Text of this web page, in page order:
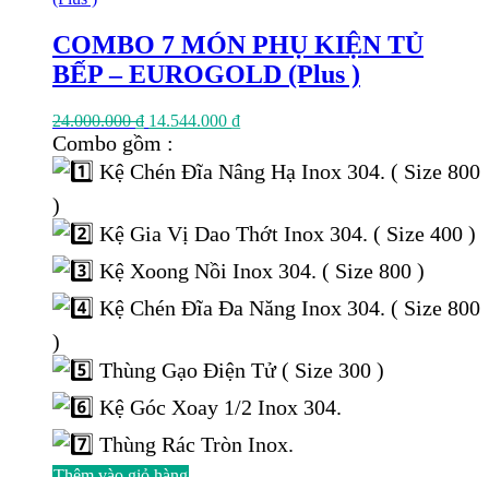
COMBO 7 MÓN PHỤ KIỆN TỦ
BẾP – EUROGOLD (Plus )
24.000.000₫ Giá
gốc
24.000.000 ₫.
14.544.000 ₫Giá
là:
Combo gồm :
Kệ Chén Đĩa Nâng Hạ Inox 304. ( Size 800
)
Kệ Gia Vị Dao Thớt Inox 304. ( Size 400 )
Kệ Xoong Nồi Inox 304. ( Size 800 )
Kệ Chén Đĩa Đa Năng Inox 304. ( Size 800
)
Thùng Gạo Điện Tử ( Size 300 )
Kệ Góc Xoay 1/2 Inox 304.
Thùng Rác Tròn Inox.